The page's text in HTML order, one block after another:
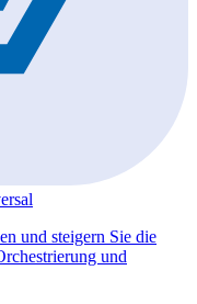
und steigern Sie die
und